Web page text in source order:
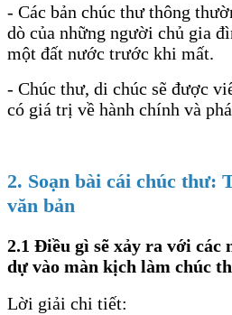
- Các bản chúc thư thông
dò của những người chủ gia
một đất nước trước khi mất.
- Chúc thư, di chúc sẽ được
có giá trị về hành chính và
2. Soạn bài cái chúc thư:
văn bản
2.1 Điều gì sẽ xảy ra với các
dự vào màn kịch làm chúc
Lời giải chi tiết: